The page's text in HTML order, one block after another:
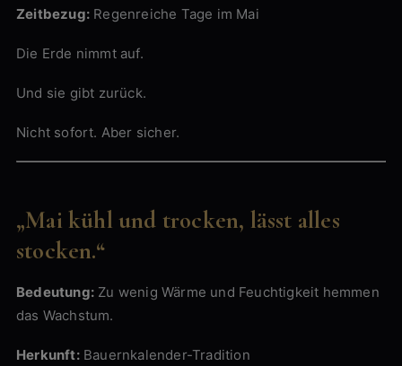
Zeitbezug: Regenreiche Tage im Mai
Die Erde nimmt auf.
Und sie gibt zurück.
Nicht sofort. Aber sicher.
„Mai kühl und trocken, lässt alles
stocken.“
Bedeutung: Zu wenig Wärme und Feuchtigkeit hemmen
das Wachstum.
Herkunft:Bauernkalender-Tradition